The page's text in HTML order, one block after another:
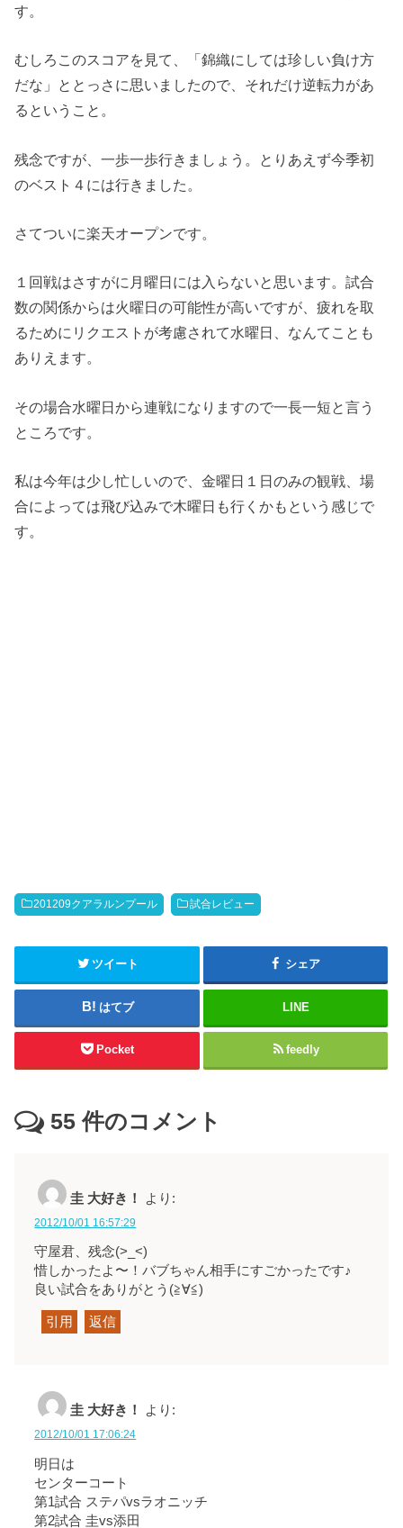
す。
むしろこのスコアを見て、「錦織にしては珍しい負け方
だな」ととっさに思いましたので、それだけ逆転力があ
るということ。
残念ですが、一歩一歩行きましょう。とりあえず今季初
のベスト４には行きました。
さてついに楽天オープンです。
１回戦はさすがに月曜日には入らないと思います。試合
数の関係からは火曜日の可能性が高いですが、疲れを取
るためにリクエストが考慮されて水曜日、なんてことも
ありえます。
その場合水曜日から連戦になりますので一長一短と言う
ところです。
私は今年は少し忙しいので、金曜日１日のみの観戦、場
合によっては飛び込みで木曜日も行くかもという感じで
す。
201209クアラルンプール 試合レビュー
ツイート シェア
はてブ LINE
Pocket feedly
55 件のコメント
圭 大好き！ より:
2012/10/01 16:57:29
守屋君、残念(>_<)
惜しかったよ〜！バブちゃん相手にすごかったです♪
良い試合をありがとう (≧∀≦)
引用 返信
圭 大好き！ より:
2012/10/01 17:06:24
明日は
センターコート
第1試合 ステパvsラオニッチ
第2試合 圭vs添田